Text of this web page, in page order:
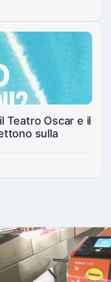
Teatro Oscar e il
sulla